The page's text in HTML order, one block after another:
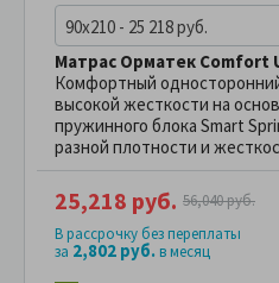
90x210 - 25 218 руб.
Матрас Орматек Comfort
Комфортный
высокой жесткости на
пружинного блока Smart
разной плотности и
25,218 руб. 56,040 руб.
В рассрочку без переплаты
за 2,802 руб.в месяц